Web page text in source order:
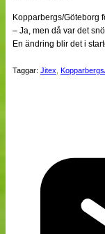
Kopparbergs/Göteborg
– Ja, men då var det
En ändring blir det i
Taggar: Jitex